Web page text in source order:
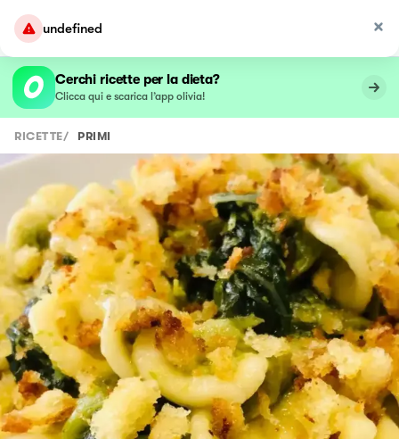
undefined
Cerchi ricette per la dieta?
Clicca qui e scarica l’app olivia!
RICETTE/ PRIMI